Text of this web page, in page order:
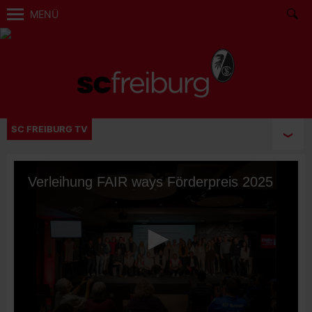
MENÜ
SC FREIBURG TV
Verleihung FAIR ways Förderpreis 2025